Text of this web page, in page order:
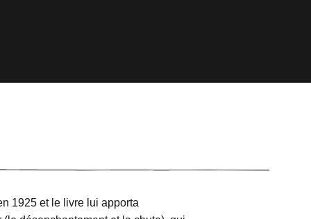
1925 et le livre lui apporta